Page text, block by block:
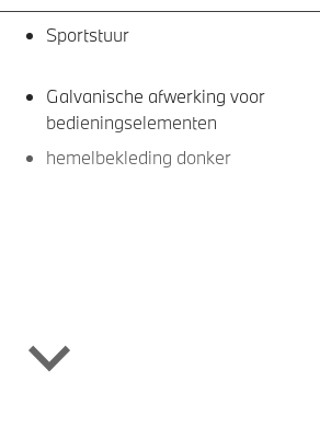
Sportstuur
Galvanische afwerking voor
bedieningselementen
hemelbekleding donker
draadloze oplaadmogelijkheid